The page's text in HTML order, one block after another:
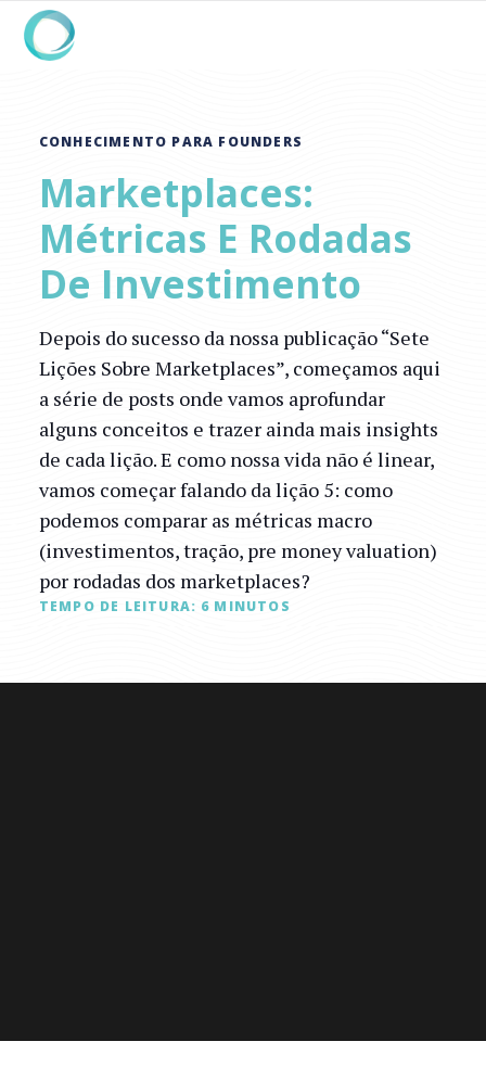
CONHECIMENTO PARA FOUNDERS
Marketplaces:
Métricas E Rodadas
De Investimento
Depois do sucesso da nossa publicação “Sete
Lições Sobre Marketplaces”, começamos aqui
a série de posts onde vamos aprofundar
alguns conceitos e trazer ainda mais insights
de cada lição. E como nossa vida não é linear,
vamos começar falando da lição 5: como
podemos comparar as métricas macro
(investimentos, tração, pre money valuation)
por rodadas dos marketplaces?
TEMPO DE LEITURA: 6 MINUTOS